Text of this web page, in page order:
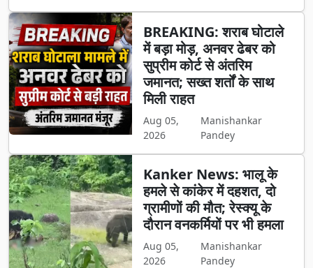
BREAKING: शराब घोटाले
में बड़ा मोड़, अनवर ढेबर को
सुप्रीम कोर्ट से अंतरिम
जमानत; सख्त शर्तों के साथ
मिली राहत
Aug 05,
2026
Manishankar
Pandey
Kanker News: भालू के
हमले से कांकेर में दहशत, दो
ग्रामीणों की मौत; रेस्क्यू के
दौरान वनकर्मियों पर भी हमला
Aug 05,
2026
Manishankar
Pandey